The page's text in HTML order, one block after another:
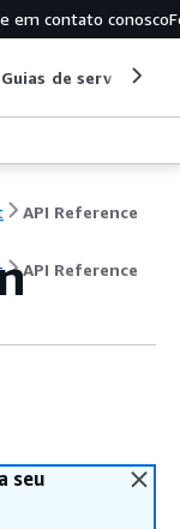
em contato conosco
Guias de serviço
API Reference
API Reference
seu